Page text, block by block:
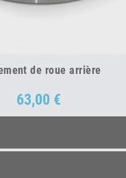
de roue arrière
Prix
63,00 €